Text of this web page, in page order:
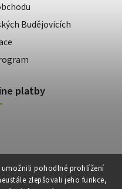
pohodlné prohlížení
zlepšovali jeho funkce,
Budějovicích
platby